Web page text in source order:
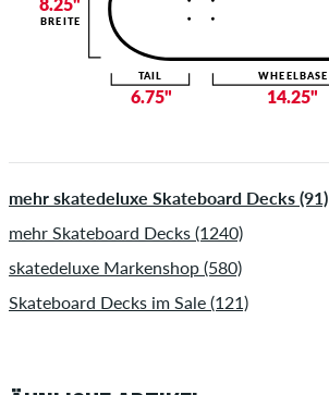
mehr skatedeluxe Skateboard Decks (91)
mehr Skateboard Decks (1240)
skatedeluxe Markenshop (580)
Skateboard Decks im Sale (121)
14.25"
WHEELBASE
6.75"
TAIL
8.25"
BREITE